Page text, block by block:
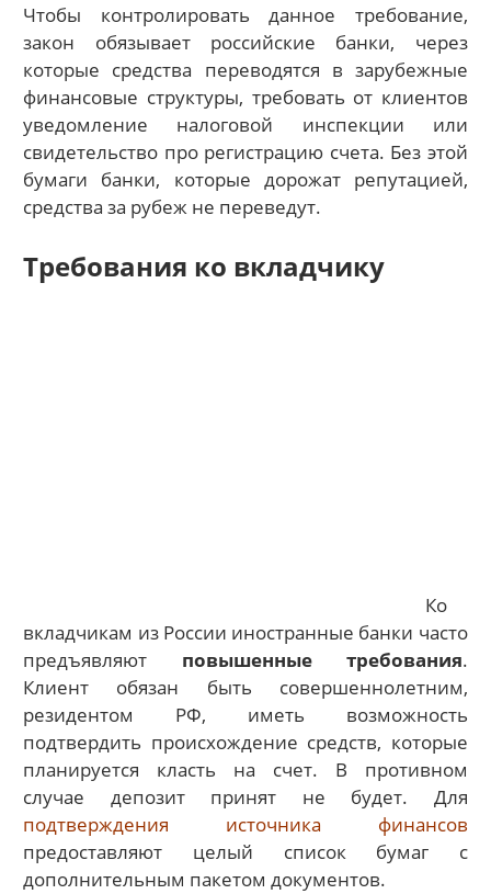
Чтобы контролировать данное требование,
закон обязывает российские банки, через
которые средства переводятся в зарубежные
финансовые структуры, требовать от клиентов
уведомление налоговой инспекции или
свидетельство про регистрацию счета. Без этой
бумаги банки, которые дорожат репутацией,
средства за рубеж не переведут.
Требования ко вкладчику
Ко
вкладчикам из России иностранные банки часто
предъявляют повышенные требования.
Клиент обязан быть совершеннолетним,
резидентом РФ, иметь возможность
подтвердить происхождение средств, которые
планируется класть на счет. В противном
случае депозит принят не будет. Для
подтверждения источника финансов
предоставляют целый список бумаг с
дополнительным пакетом документов.